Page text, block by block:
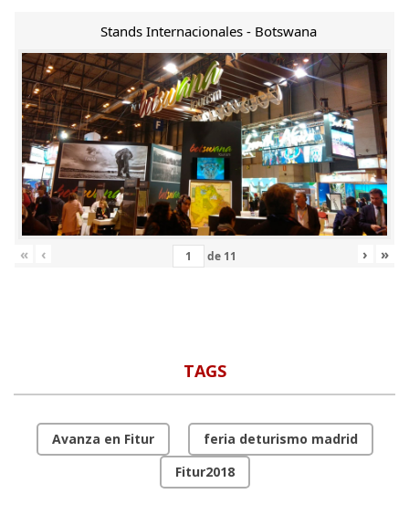
Stands Internacionales - Botswana
« ‹ de 11 › »
TAGS
Avanza en Fitur
feria deturismo madrid
Fitur2018